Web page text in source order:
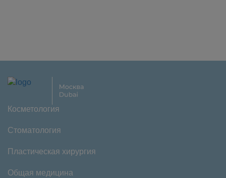
Косметология
Стоматология
Пластическая хирургия
Общая медицина